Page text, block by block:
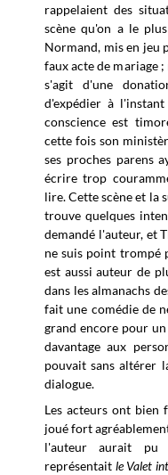
rappelaient des
scène qu'on a le
Normand, mis en jeu
faux acte de mariage
s'agit d'une
d'expédier à
conscience est
cette fois son
ses proches parens
écrire trop
lire. Cette scène et la
trouve quelques
demandé l'auteur, et
ne suis point trompé
est aussi auteur de
dans les almanachs
fait une comédie de
grand encore pour
davantage aux
pouvait sans altérer
dialogue.
Les acteurs ont bien
joué fort
l'auteur aurait pu
représentait le Valet